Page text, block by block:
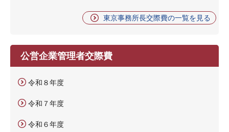
東京事務所長交際費の一覧を見る
公営企業管理者交際費
令和８年度
令和７年度
令和６年度